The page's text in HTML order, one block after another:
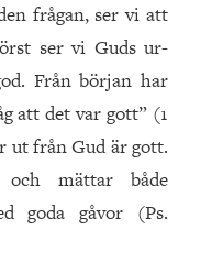
frågan, ser vi att
ser vi Guds ur­
Från början har
att det var gott” (1
ut från Gud är gott.
mättar både
goda gåvor (Ps.